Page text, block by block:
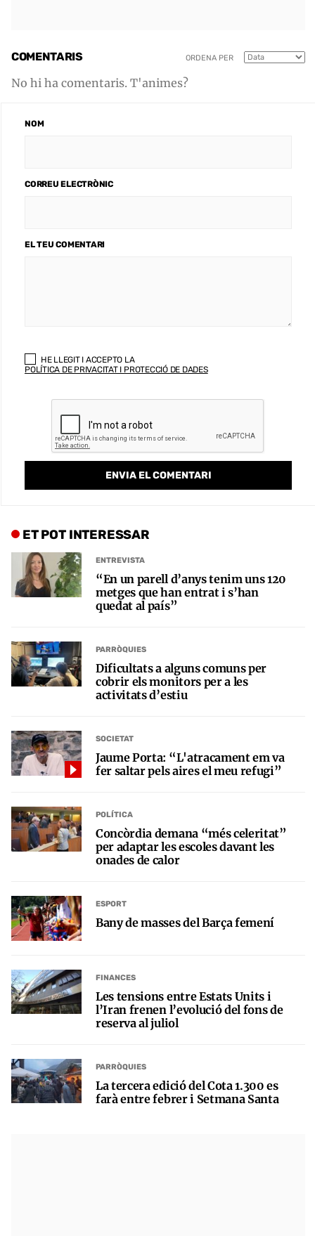
COMENTARIS ORDENA PER
No hi ha comentaris. T'animes?
NOM
CORREU ELECTRÒNIC
EL TEU COMENTARI
HE LLEGIT I ACCEPTO LA
POLÍTICA DE PRIVACITAT I PROTECCIÓ DE DADES
ET POT INTERESSAR
ENTREVISTA
“En un parell d’anys tenim uns 120
metges que han entrat i s’han
quedat al país”
PARRÒQUIES
Dificultats a alguns comuns per
cobrir els monitors per a les
activitats d’estiu
SOCIETAT
Jaume Porta: “L'atracament em va
fer saltar pels aires el meu refugi”
POLÍTICA
Concòrdia demana “més celeritat”
per adaptar les escoles davant les
onades de calor
ESPORT
Bany de masses del Barça femení
FINANCES
Les tensions entre Estats Units i
l’Iran frenen l’evolució del fons de
reserva al juliol
PARRÒQUIES
La tercera edició del Cota 1.300 es
farà entre febrer i Setmana Santa